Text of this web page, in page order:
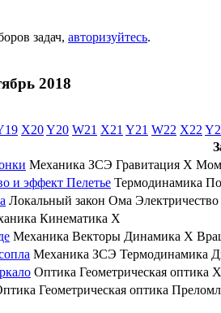
задач, авторизуйтесь.
2018
X20Y20 W21 X21 Y21 W22 X22
Механика ЗСЭ Гравитация X
и эффект Пелетье Термодинамика
Локальный закон Ома Электричество
Кинематика X
Механика Векторы Динамика X
Механика ЗСЭ Термодинамика
Оптика Геометрическая оптика X
Геометрическая оптика